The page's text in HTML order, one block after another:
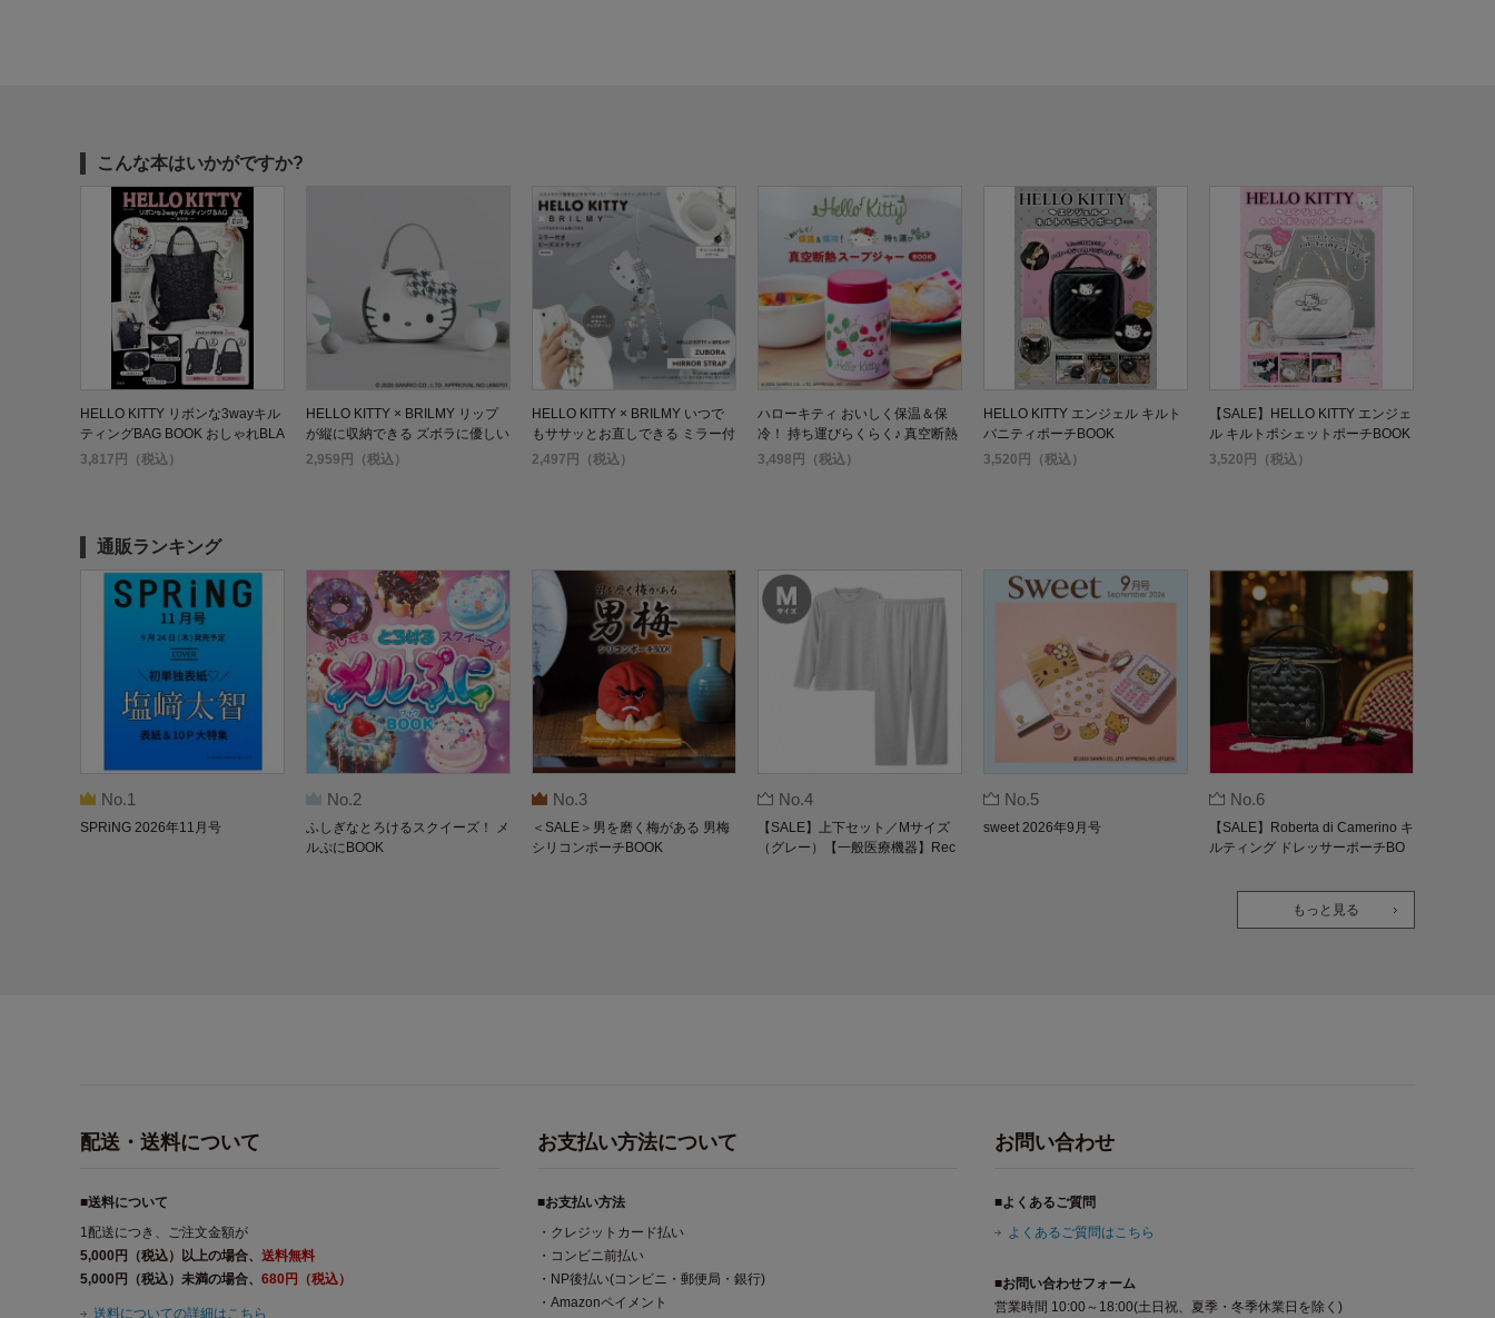
こんな本はいかがですか?
HELLO KITTY リボンな3wayキル
ティングBAG BOOK おしゃれBLA
CK
3,817円（税込）
HELLO KITTY × BRILMY リップ
が縦に収納できる ズボラに優しい
ミニコスメポーチ BOOK GRAY v
2,959円（税込）
HELLO KITTY × BRILMY いつで
もササッとお直しできる ミラー付
きビーズストラップ BOOK
2,497円（税込）
ハローキティ おいしく保温＆保
冷！ 持ち運びらくらく♪ 真空断熱
スープジャー BOOK
3,498円（税込）
HELLO KITTY エンジェル キルト
バニティポーチBOOK
3,520円（税込）
【SALE】HELLO KITTY エンジェ
ル キルトポシェットポーチBOOK
3,520円（税込）
通販ランキング
No.1
SPRiNG 2026年11月号
No.2
ふしぎなとろけるスクイーズ！ メ
ルぷにBOOK
No.3
＜SALE＞男を磨く梅がある 男梅
シリコンポーチBOOK
No.4
【SALE】上下セット／Mサイズ
（グレー）【一般医療機器】Rec
No.5
sweet 2026年9月号
No.6
【SALE】Roberta di Camerino キ
ルティング ドレッサーポーチBO
もっと見る
配送・送料について
■送料について
1配送につき、ご注文金額が
5,000円（税込）以上の場合、 送料無料
5,000円（税込）未満の場合、 680円（税込）
送料についての詳細はこちら
お支払い方法について
■お支払い方法
・クレジットカード払い
・コンビニ前払い
・NP後払い(コンビニ・郵便局・銀行)
・Amazonペイメント
お問い合わせ
■よくあるご質問
よくあるご質問はこちら
■お問い合わせフォーム
営業時間 10:00～18:00(土日祝、夏季・冬季休業日を除く)